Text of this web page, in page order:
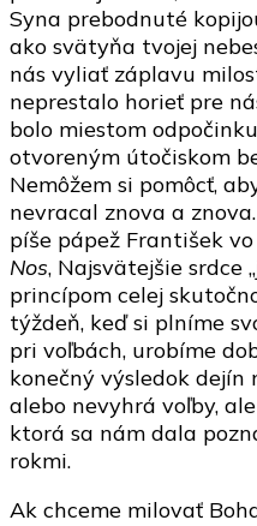
Syna prebodnuté
ako svätyňa tvojej
nás vyliať záplavu
neprestalo horieť pre
bolo miestom
otvoreným útočiskom
Nemôžem si pomôcť,
nevracal znova a
píše pápež František
Nos, Najsvätejšie srdce
princípom celej
týždeň, keď si plníme
pri voľbách, urobíme
konečný výsledok dejín
alebo nevyhrá voľby,
ktorá sa nám dala
rokmi.
Ak chceme milovať